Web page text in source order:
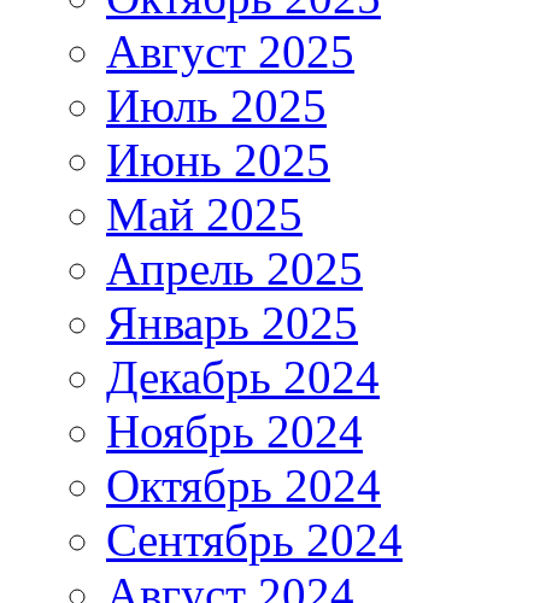
Август 2025
Июль 2025
Июнь 2025
Май 2025
Апрель 2025
Январь 2025
Декабрь 2024
Ноябрь 2024
Октябрь 2024
Сентябрь 2024